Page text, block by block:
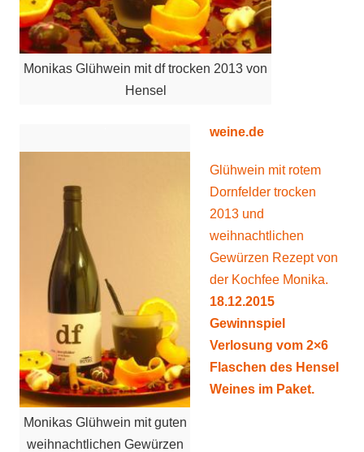
Monikas Glühwein mit df trocken 2013 von
Hensel
Monikas Glühwein mit guten
weihnachtlichen Gewürzen
weine.de
Glühwein mit rotem
Dornfelder trocken
2013 und
weihnachtlichen
Gewürzen Rezept von
der Kochfee Monika.
18.12.2015
Gewinnspiel
Verlosung vom 2×6
Flaschen des Hensel
Weines im Paket.